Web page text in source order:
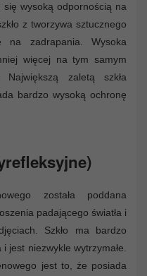
się wysoką odpornością na
z tworzywa sztucznego
na zadrapania. Wysoka
więcej na tym samym
zaletą szkła
bardzo wysoką ochronę
została poddana
padającego światła i
Szkło ma bardzo
jest niezwykle wytrzymałe.
jest to, że posiada